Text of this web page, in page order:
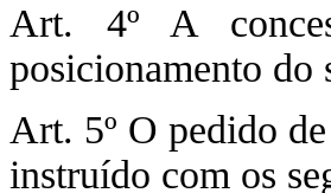
Art. 4º A
posicionamento do
Art. 5º O pedido
instruído com os